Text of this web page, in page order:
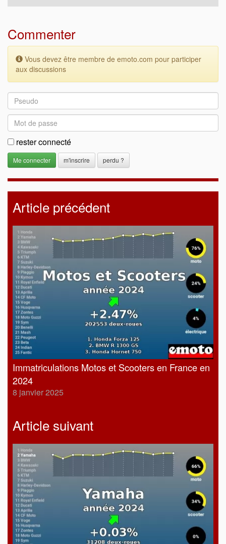
Commenter
Vous devez être membre de emoto.com pour participer
aux discussions
rester connecté
m'inscrire perdu ?
Article précédent
Immatriculations Motos et Scooters en France en
2024
8 janvier 2025
Article suivant